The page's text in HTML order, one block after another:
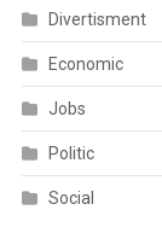
Divertisment
Economic
Jobs
Politic
Social